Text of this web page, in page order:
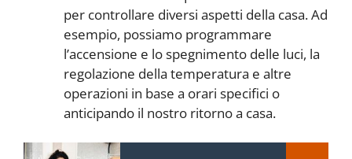
per controllare diversi aspetti della casa. Ad
esempio, possiamo programmare
l’accensione e lo spegnimento delle luci, la
regolazione della temperatura e altre
operazioni in base a orari specifici o
anticipando il nostro ritorno a casa.